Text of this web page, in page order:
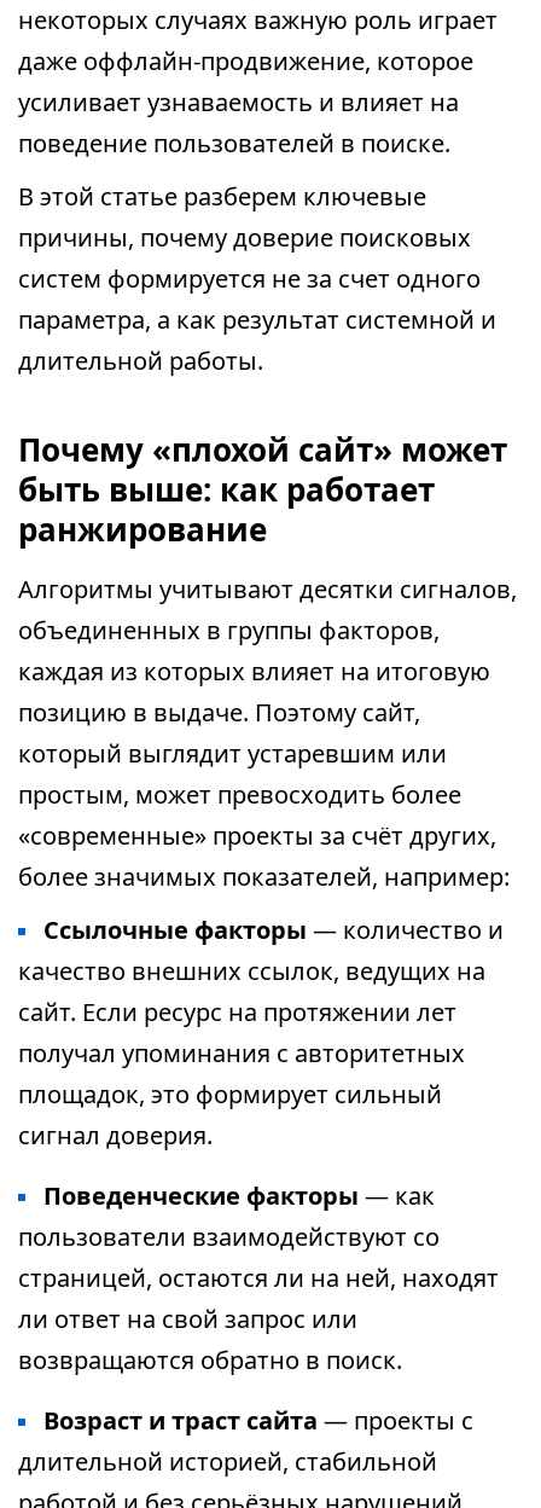
некоторых случаях важную роль играет
даже оффлайн-продвижение, которое
усиливает узнаваемость и влияет на
поведение пользователей в поиске.
В этой статье разберем ключевые
причины, почему доверие поисковых
систем формируется не за счет одного
параметра, а как результат системной и
длительной работы.
Почему «плохой сайт» может
быть выше: как работает
ранжирование
Алгоритмы учитывают десятки сигналов,
объединенных в группы факторов,
каждая из которых влияет на итоговую
позицию в выдаче. Поэтому сайт,
который выглядит устаревшим или
простым, может превосходить более
«современные» проекты за счёт других,
более значимых показателей, например:
Ссылочные факторы — количество и
качество внешних ссылок, ведущих на
сайт. Если ресурс на протяжении лет
получал упоминания с авторитетных
площадок, это формирует сильный
сигнал доверия.
Поведенческие факторы — как
пользователи взаимодействуют со
страницей, остаются ли на ней, находят
ли ответ на свой запрос или
возвращаются обратно в поиск.
Возраст и траст сайта — проекты с
длительной историей, стабильной